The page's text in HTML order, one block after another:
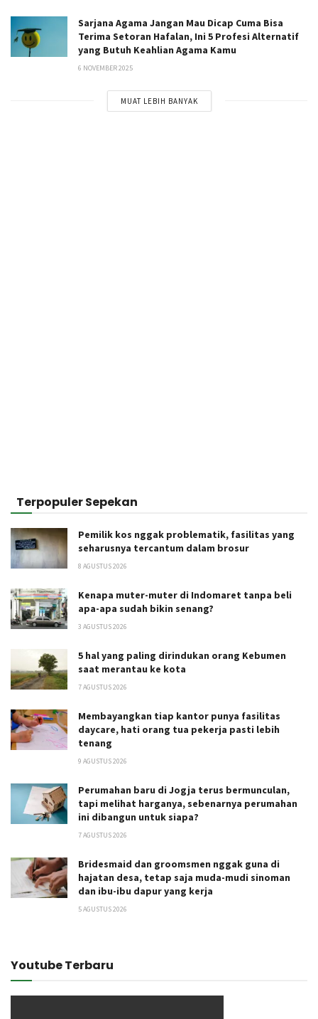
Sarjana Agama Jangan Mau Dicap Cuma Bisa
Terima Setoran Hafalan, Ini 5 Profesi Alternatif
yang Butuh Keahlian Agama Kamu
6 NOVEMBER 2025
MUAT LEBIH BANYAK
Terpopuler Sepekan
Pemilik kos nggak problematik, fasilitas yang
seharusnya tercantum dalam brosur
8 AGUSTUS 2026
Kenapa muter-muter di Indomaret tanpa beli
apa-apa sudah bikin senang?
3 AGUSTUS 2026
5 hal yang paling dirindukan orang Kebumen
saat merantau ke kota
7 AGUSTUS 2026
Membayangkan tiap kantor punya fasilitas
daycare, hati orang tua pekerja pasti lebih
tenang
9 AGUSTUS 2026
Perumahan baru di Jogja terus bermunculan,
tapi melihat harganya, sebenarnya perumahan
ini dibangun untuk siapa?
7 AGUSTUS 2026
Bridesmaid dan groomsmen nggak guna di
hajatan desa, tetap saja muda-mudi sinoman
dan ibu-ibu dapur yang kerja
5 AGUSTUS 2026
Youtube Terbaru